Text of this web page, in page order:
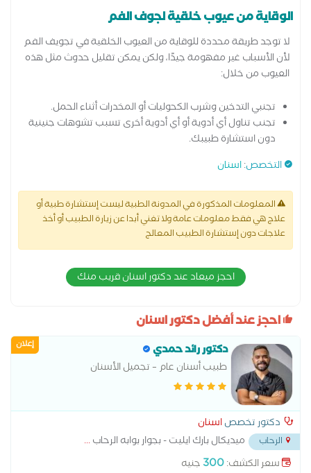
الوقاية من عيوب خلقية لجوف الفم
لا توجد طريقة محددة للوقاية من العيوب الخلقية في تجويف الفم
لأن الأسباب غير مفهومة جيدًا، ولكن يمكن تقليل حدوث مثل هذه
العيوب من خلال:
تجنبي التدخين وشرب الكحوليات أو المخدرات أثناء الحمل.
تجنب تناول أي أدوية أو أي أدوية أخرى تسبب تشوهات جنينية
دون استشارة طبيبك.
التخصص:اسنان
المعلومات المذكورة في المدونة الطبية ليست إستشارة طبية أو
علاج هي فقط معلومات عامة ولا تغني أبدا عن زيارة الطبيب أو أخذ
علاجات دون إستشارة الطبيب المعالج
احجز ميعاد عند دكتور اسنان قريب منك
احجز عند أفضل دكتور اسنان
إعلان دكتور رائد حمدي
طبيب أسنان عام – تجميل الأسنان
دكتور تخصصاسنان
الرحاب ميديكال بارك ايليت - بجوار بوابه الرحاب...
سعر الكشف:300 جنيه